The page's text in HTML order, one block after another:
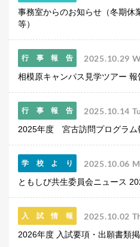
総合案内
お問い合わせ
キャンパスマップ
アクセスマップ
緊急・災害時の対応
ご支援をお考えの方へ
このサイトについて
採用情報
事務室からのお知らせ（冬期休
等）
行事報告 2025.10.29
相模原キャンパス見学ツアー 報
行事報告 2025.10.14
2025年度 宮古訪問プログラム
学校より 2025.10.06
ともしび共生委員会ニュース
入試情報 2025.10.02
2026年度 入試要項・出願書類